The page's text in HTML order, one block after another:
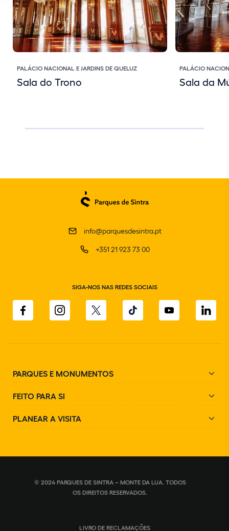
PALÁCIO NACIONAL E JARDINS DE QUELUZ
Sala do Trono
PALÁCIO
Sala da
info@parquesdesintra.pt
+351 21 923 73 00
SIGA-NOS NAS REDES SOCIAIS
PARQUES E MONUMENTOS
FEITO PARA SI
PLANEAR A VISITA
© 2024 PARQUES DE SINTRA – MONTE DA LUA. TODOS
OS DIREITOS RESERVADOS.
LIVRO DE RECLAMAÇÕES